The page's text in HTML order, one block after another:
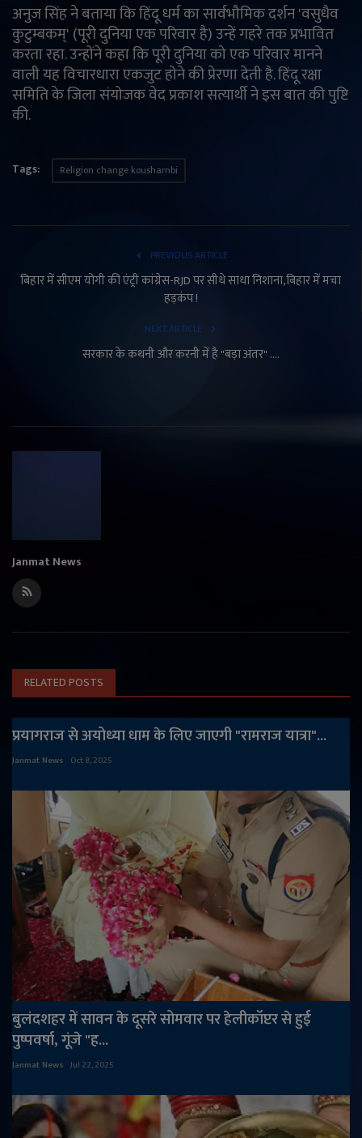
अनुज सिंह ने बताया कि हिंदू धर्म का सार्वभौमिक दर्शन 'वसुधैव
कुटुम्बकम्' (पूरी दुनिया एक परिवार है) उन्हें गहरे तक प्रभावित
करता रहा. उन्होंने कहा कि पूरी दुनिया को एक परिवार मानने
वाली यह विचारधारा एकजुट होने की प्रेरणा देती है. हिंदू रक्षा
समिति के जिला संयोजक वेद प्रकाश सत्यार्थी ने इस बात की पुष्टि
की.
Tags: Religion change koushambi
PREVIOUS ARTICLE
बिहार में सीएम योगी की एंट्री कांग्रेस-RJD पर सीधे साधा निशाना,बिहार में मचा
हड़कंप !
NEXT ARTICLE
सरकार के कथनी और करनी में है "बड़ा अंतर" ....
Janmat News
RELATED POSTS
प्रयागराज से अयोध्या धाम के लिए जाएगी "रामराज यात्रा"...
Janmat News Oct 8, 2025
बुलंदशहर में सावन के दूसरे सोमवार पर हेलीकॉप्टर से हुई
पुष्पवर्षा, गूंजे "ह...
Janmat News Jul 22, 2025